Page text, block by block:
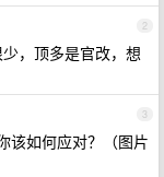
2
，顶多是官改，想
3
该如何应对？（图片